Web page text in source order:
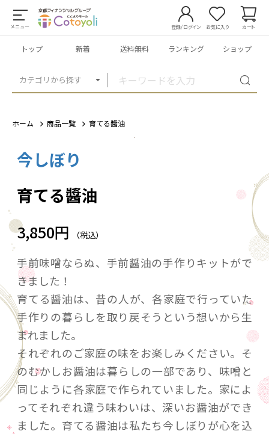
メニュー
カテゴリから探す
登録/ログイン お気に入り カート
トップ 新着 送料無料 ランキング ショップ
ホーム 商品一覧 育てる醬油
今しぼり
育てる醬油
3,850円 （税込）
手前味噌ならぬ、手前醤油の手作りキットがで
きました！
育てる醤油は、昔の人が、各家庭で行っていた
手作りの暮らしを取り戻そうという想いから生
まれました。
それぞれのご家庭の味をお楽しみください。そ
のむかしお醤油は暮らしの一部であり、味噌と
同じように各家庭で作られていました。家によ
ってそれぞれ違う味わいは、深いお醤油ができ
ました。育てる醤油は私たち今しぼりが心を込